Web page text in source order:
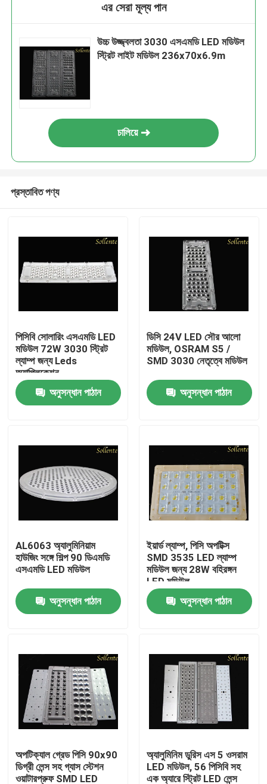
পণ্য
আমাদের সম্পর্কে
কারখানা ভ্রমণ
যোগাযোগ করুন
খবর
স্ট্রিট লাইট মডিউল
এর সেরা মূল্য পান
উচ্চ উজ্জ্বলতা 3030 এসএমডি LED মডিউল
স্ট্রিট লাইট মডিউল 236x70x6.9m
চালিয়ে
প্রস্তাবিত পণ্য
পিসিবি সোলারিং এসএমডি LED
মডিউল 72W 3030 স্ট্রিট
ল্যাম্প জন্য Leds
অ্যাপ্লিকেশন
অনুসন্ধান পাঠান
ডিসি 24V LED সৌর আলো
মডিউল, OSRAM S5 /
SMD 3030 নেতৃত্বে মডিউল
অনুসন্ধান পাঠান
AL6063 অ্যালুমিনিয়াম
হাউজিং সঙ্গে শিল্প 90 ডিএমডি
এসএমডি LED মডিউল
অনুসন্ধান পাঠান
ইয়ার্ড ল্যাম্প, পিসি অপটিক্স
SMD 3535 LED ল্যাম্প
মডিউল জন্য 28W বহিরঙ্গন
LED মডিউল
অনুসন্ধান পাঠান
অপটিক্যাল গ্রেড পিসি 90x90
ডিগ্রী লেন্স সহ গ্যাস স্টেশন
ওয়াটারপ্রুফ SMD LED
অ্যালুমিনিম ডুরিস এস 5 ওসরাম
LED মডিউল, 56 পিসিবি সহ
এক অ্যারে স্ট্রিট LED লেন্স